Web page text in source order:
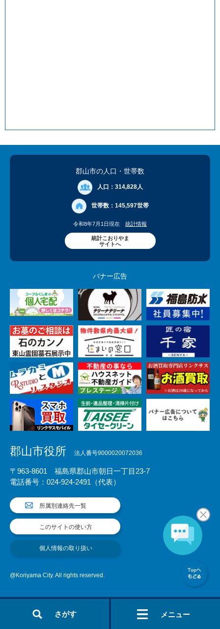
さがす メニュー
郡山市の人口 ・世帯数
人口： 314,828人
世帯数： 145,597世帯
令和8年7月1日現在 統計情報
統計こおりやま
サイトへ
バナー広告
郡山市役所 法人番号9000020072036
〒963-8601 福島県郡山市朝日一丁目23-7
電話番号：024-924-2491（代表）
所属別連絡先一覧
このサイトの使い方
個人情報の取り扱い
@Koriyama City. All rights reserved.